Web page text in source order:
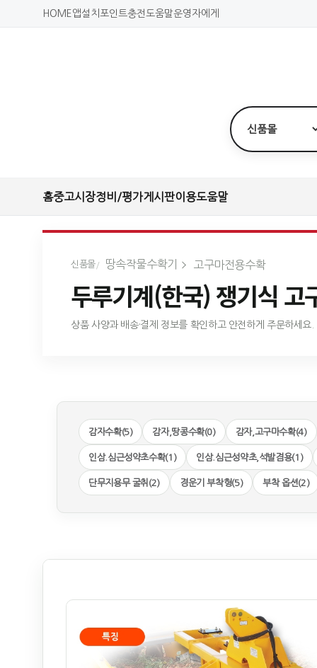
HOME 앱설치 포인트충전도움말운영자에게
홈중고시장정비/평가게시판이용도움말
신품몰 땅속작물수확기 고구마전용수확
두루기계(한국) 쟁기식 고
상품 사양과 배송·결제 정보를 확인하고 안전하게 주문하세요.
감자수확(5) 감자,땅콩수확(0) 감자,고구마수확(4)
인삼.심근성약초수확(1) 인삼.심근성약초,석발겸용(1)
단무지용무 굴취(2) 경운기 부착형(5) 부착 옵션(2)